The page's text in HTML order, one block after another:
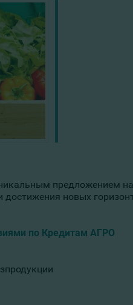
предложением
достижения новых
по Кредитам АГРО